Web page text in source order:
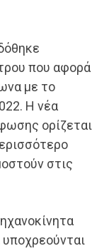
που αφορά
με το
Η νέα
ορίζεται
στις
υποχρεούνται